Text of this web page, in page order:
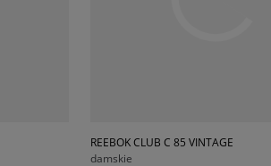
REEBOK CLUB C 85 VINTAGE
damskie